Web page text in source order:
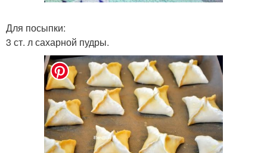
Для посыпки:
3 ст. л сахарной пудры.